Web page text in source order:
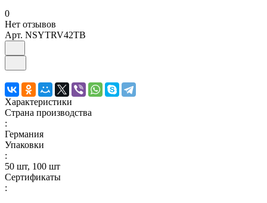
0
Нет отзывов
Арт. NSYTRV42TB
Характеристики
Страна производства
:
Германия
Упаковки
:
50 шт, 100 шт
Сертификаты
: